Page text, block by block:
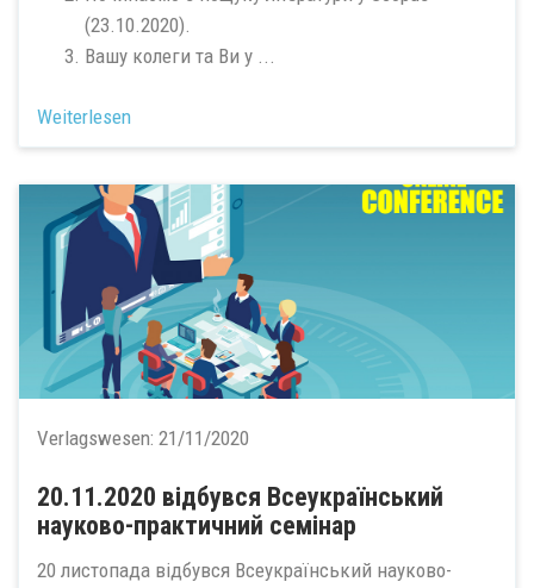
(23.10.2020).
Вашу колеги та Ви у ...
Weiterlesen
Verlagswesen: 21/11/2020
20.11.2020 відбувся Всеукраїнський
науково-практичний семінар
20 листопада відбувся Всеукраїнський науково-